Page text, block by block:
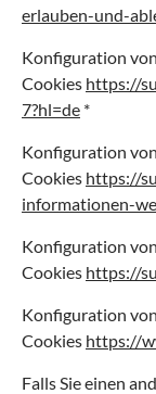
erlauben-und-
Konfiguration
Cookies https://
7?hl=de *
Konfiguration
Cookies https://
informationen-
Konfiguration
Cookies https://
Konfiguration
Cookies https://
Falls Sie einen